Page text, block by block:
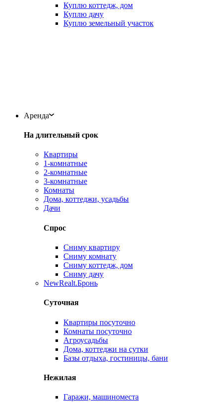
Куплю коттедж, дом
Куплю дачу
Куплю земельный участок
Аренда
На длительный срок
Квартиры
1-комнатные
2-комнатные
3-комнатные
Комнаты
Дома, коттеджи, усадьбы
Дачи
Спрос
Сниму квартиру
Сниму комнату
Сниму коттедж, дом
Сниму дачу
NewRealt.Бронь
Суточная
Квартиры посуточно
Комнаты посуточно
Агроусадьбы
Дома, коттеджи на сутки
Базы отдыха, гостиницы, бани
Нежилая
Гаражи, машиноместа